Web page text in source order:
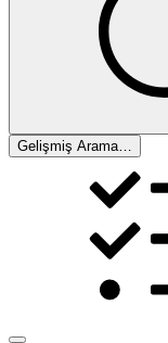
Gelişmiş Arama…